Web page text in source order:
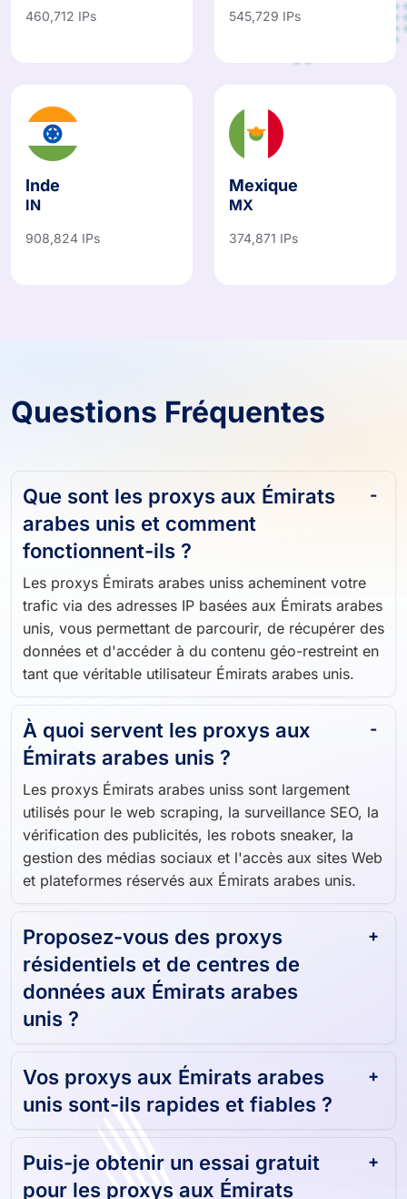
460,712 IPs 545,729 IPs
Inde
IN
908,824 IPs
Mexique
MX
374,871 IPs
Questions Fréquentes
Que sont les proxys aux Émirats
arabes unis et comment
fonctionnent-ils ?
Les proxys Émirats arabes uniss acheminent votre
trafic via des adresses IP basées aux Émirats arabes
unis, vous permettant de parcourir, de récupérer des
données et d'accéder à du contenu géo-restreint en
tant que véritable utilisateur Émirats arabes unis.
À quoi servent les proxys aux
Émirats arabes unis ?
Les proxys Émirats arabes uniss sont largement
utilisés pour le web scraping, la surveillance SEO, la
vérification des publicités, les robots sneaker, la
gestion des médias sociaux et l'accès aux sites Web
et plateformes réservés aux Émirats arabes unis.
Proposez-vous des proxys
résidentiels et de centres de
données aux Émirats arabes
unis ?
Vos proxys aux Émirats arabes
unis sont-ils rapides et fiables ?
Puis-je obtenir un essai gratuit